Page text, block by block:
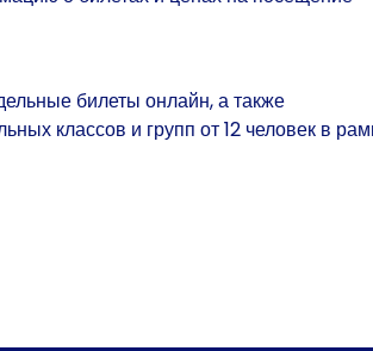
билеты онлайн, а также
классов и групп от 12 человек в